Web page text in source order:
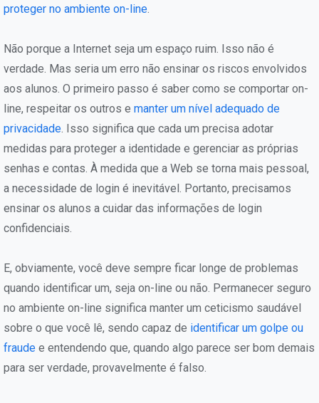
proteger no ambiente on-line.
Não porque a Internet seja um espaço ruim. Isso não é
verdade. Mas seria um erro não ensinar os riscos envolvidos
aos alunos. O primeiro passo é saber como se comportar on-
line, respeitar os outros e manter um nível adequado de
privacidade. Isso significa que cada um precisa adotar
medidas para proteger a identidade e gerenciar as próprias
senhas e contas. À medida que a Web se torna mais pessoal,
a necessidade de login é inevitável. Portanto, precisamos
ensinar os alunos a cuidar das informações de login
confidenciais.
E, obviamente, você deve sempre ficar longe de problemas
quando identificar um, seja on-line ou não. Permanecer seguro
no ambiente on-line significa manter um ceticismo saudável
sobre o que você lê, sendo capaz de identificar um golpe ou
fraude e entendendo que, quando algo parece ser bom demais
para ser verdade, provavelmente é falso.